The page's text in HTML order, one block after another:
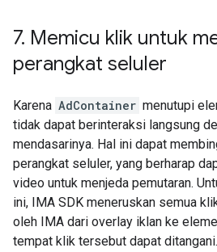
7. Memicu klik untuk
perangkat seluler
Karena AdContainer menutupi
tidak dapat berinteraksi langsung
mendasarinya. Hal ini dapat
perangkat seluler, yang berharap
video untuk menjeda pemutaran.
ini, IMA SDK meneruskan semua
oleh IMA dari overlay iklan ke
tempat klik tersebut dapat